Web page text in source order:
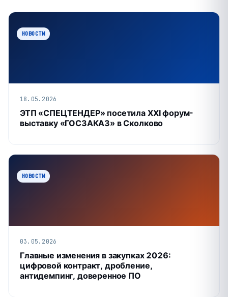
НОВОСТИ
18.05.2026
ЭТП «СПЕЦТЕНДЕР» посетила XXI форум-
выставку «ГОСЗАКАЗ» в Сколково
НОВОСТИ
03.05.2026
Главные изменения в закупках 2026:
цифровой контракт, дробление,
антидемпинг, доверенное ПО